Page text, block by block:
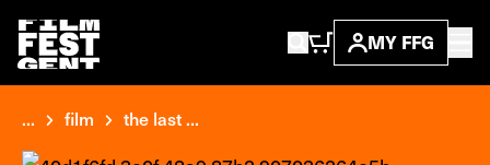
MY FFG
... film the last ...